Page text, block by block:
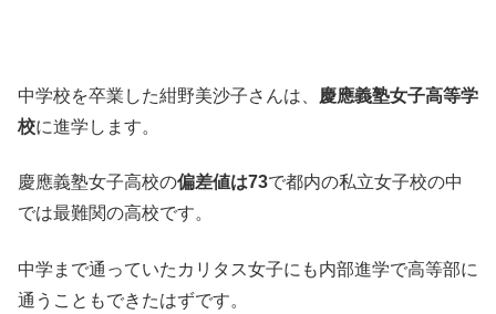
中学校を卒業した紺野美沙子さんは、
慶應義塾女子高等学
校に進学します。
慶應義塾女子高校の偏差値は73で都内の私立女子校の中
では最難関の高校です。
中学まで通っていたカリタス女子にも内部進学で高等部に
通うこともできたはずです。